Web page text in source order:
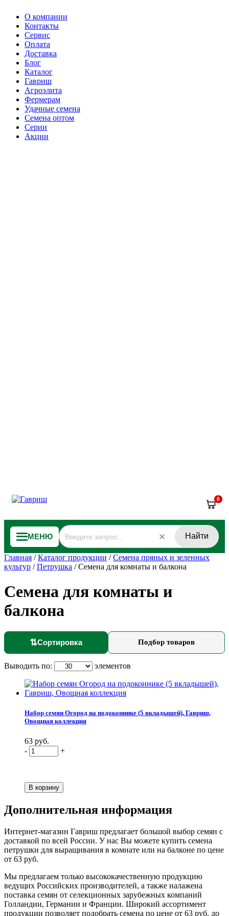
О компании
Контакты
Сервис
Оплата
Доставка
Блог
Каталог
Гавриш
Агроэлита
Фермерам
Удачные семена
Семена оптом
Серии
Акции
0
МЕНЮ Найти
Главная /Каталог продукции /Семена пряных и зеленных
культур /Петрушка /Семена для комнаты и балкона
Семена для комнаты и
балкона
⇅Сортировка Подбор товаров
Выводить по: элементов
Набор семян Огород на подоконнике (5 вкладышей), Гавриш,
Овощная коллекция
63 руб.
-
+
Дополнительная информация
Интернет-магазин Гавриш предлагает большой выбор семян с
доставкой по всей России. У нас Вы можете купить семена
петрушки для выращивания в комнате или на балконе по цене
от 63 руб.
Мы предлагаем только высококачественную продукцию
ведущих Российских производителей, а также налажена
поставка семян от селекционных зарубежных компаний
Голландии, Германии и Франции. Широкий ассортимент
продукции позволяет подобрать семена по цене от 63 руб. до